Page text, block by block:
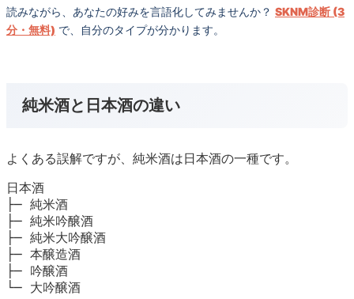
読みながら、あなたの好みを言語化してみませんか？ SKNM診断 (3
分・無料) で、自分のタイプが分かります。
純米酒と日本酒の違い
よくある誤解ですが、純米酒は日本酒の一種です。
日本酒
├─ 純米酒
├─ 純米吟醸酒
├─ 純米大吟醸酒
├─ 本醸造酒
├─ 吟醸酒